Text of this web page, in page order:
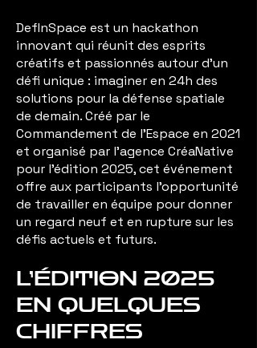
DefInSpace est un hackathon
innovant qui réunit des esprits
créatifs et passionnés autour d’un
défi unique : imaginer en 24h des
solutions pour la défense spatiale
de demain. Créé par le
Commandement de l'Espace en 2021
et organisé par l'agence CréaNative
pour l’édition 2025, cet événement
offre aux participants l'opportunité
de travailler en équipe pour donner
un regard neuf et en rupture sur les
défis actuels et futurs.
L’ÉDITION 2025
EN QUELQUES
CHIFFRES